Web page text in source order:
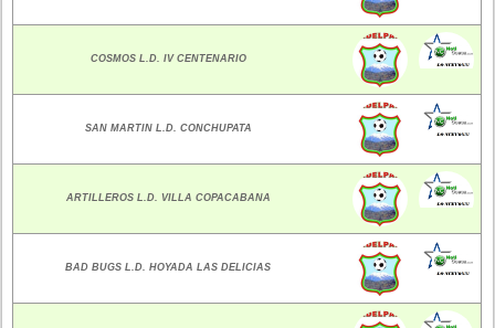
COSMOS L.D. IV CENTENARIO
SAN MARTIN L.D. CONCHUPATA
ARTILLEROS L.D. VILLA COPACABANA
BAD BUGS L.D. HOYADA LAS DELICIAS